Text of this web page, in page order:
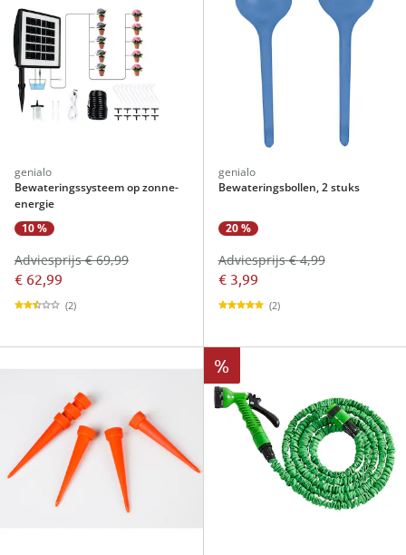
genialo
Bewateringssysteem op zonne-
energie
10 %
€ 62,99
Adviesprijs € 69,99
(2)
genialo
Bewateringsbollen, 2 stuks
20 %
€ 3,99
Adviesprijs € 4,99
(2)
%